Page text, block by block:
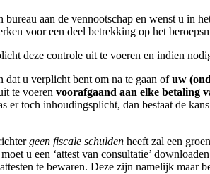
bureau aan de vennootschap en wenst u in
voor een deel betrekking op het
deze controle uit te voeren en indien
dat u verplicht bent om na te gaan ofuw
te voeren voorafgaand aan elke betaling
er toch inhoudingsplicht, dan bestaat de
geen fiscale schulden heeft zal een
u een ‘attest van consultatie’
te bewaren. Deze zijn namelijk maar